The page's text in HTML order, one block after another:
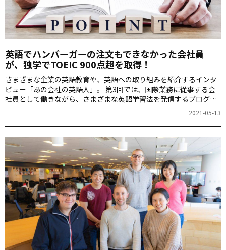
英語でハンバーガーの注文もできなかった会社員
が、独学でTOEIC 900点超を取得！
さまざまな企業の英語教育や、英語への取り組みを紹介するインタ
ビュー「あの会社の英語人」。 第3回では、国際業務に従事する会
社員として働きながら、さまざまな英語学習法を発信するブログ
は無縁の社会人生活を送っていた中、突然の人事異動で英語が必要
になったというえいさらさん。そこから独学でTOEIC 930点を取得
されるまでの英語力を身に付けるまで、どのように英語学習と向き
合ってきたのでしょうか。
2021-05-13